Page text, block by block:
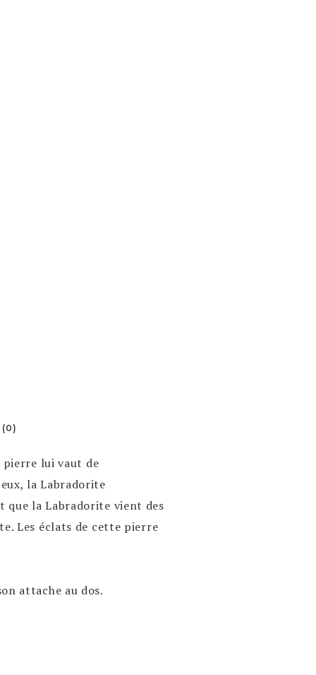
(0)
lui vaut de
la Labradorite
que la Labradorite vient des
Les éclats de cette pierre
attache au dos.